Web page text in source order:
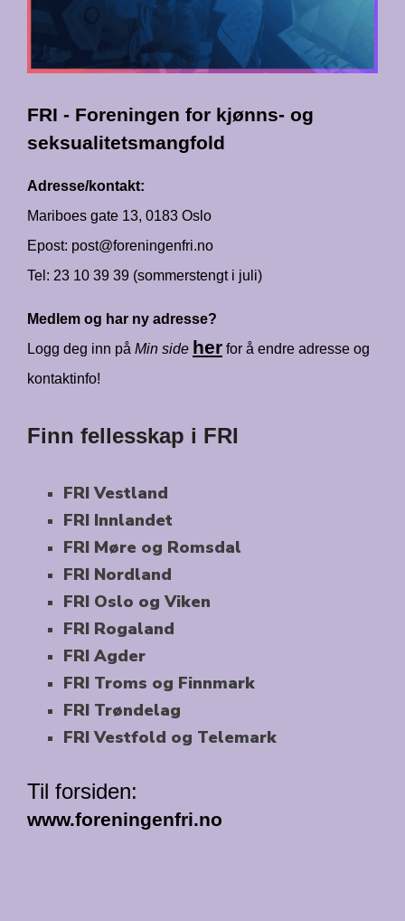
FRI - Foreningen for kjønns- og
seksualitetsmangfold
Adresse/kontakt:
Mariboes gate 13, 0183 Oslo
Epost: post@foreningenfri.no
Tel: 23 10 39 39 (sommerstengt i juli)
Medlem og har ny adresse?
Logg deg inn på Min side her for å endre adresse og
kontaktinfo!
Finn fellesskap i FRI
FRI Vestland
FRI Innlandet
FRI Møre og Romsdal
FRI Nordland
FRI Oslo og Viken
FRI Rogaland
FRI Agder
FRI Troms og Finnmark
FRI Trøndelag
FRI Vestfold og Telemark
Til forsiden:
www.foreningenfri.no